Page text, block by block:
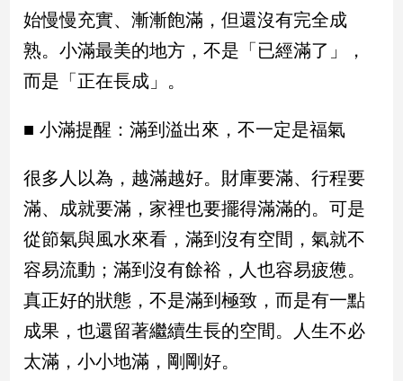
點
民
調
國
焦
觀
點
兩
岸/
國
際
社
始慢慢充實、漸漸飽滿，但還沒有完全成
熟。小滿最美的地方，不是「已經滿了」，
而是「正在長成」。
■ 小滿提醒：滿到溢出來，不一定是福氣
很多人以為，越滿越好。財庫要滿、行程要
滿、成就要滿，家裡也要擺得滿滿的。可是
從節氣與風水來看，滿到沒有空間，氣就不
容易流動；滿到沒有餘裕，人也容易疲憊。
真正好的狀態，不是滿到極致，而是有一點
成果，也還留著繼續生長的空間。人生不必
太滿，小小地滿，剛剛好。